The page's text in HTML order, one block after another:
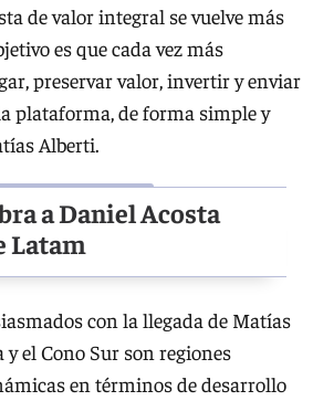
de valor integral se vuelve más
es que cada vez más
preservar valor, invertir y enviar
plataforma, de forma simple y
Alberti.
a Daniel Acosta
Latam
con la llegada de Matías
el Cono Sur son regiones
en términos de desarrollo